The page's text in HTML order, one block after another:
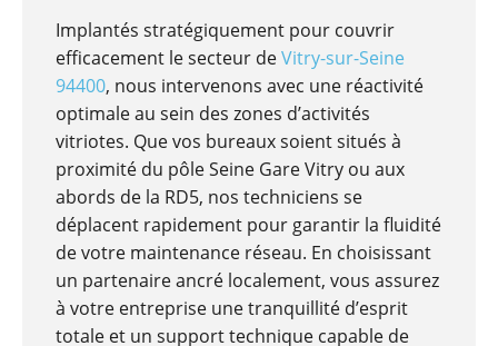
Implantés stratégiquement pour couvrir
efficacement le secteur deVitry-sur-Seine
94400, nous intervenons avec une réactivité
optimale au sein des zones d’activités
vitriotes. Que vos bureaux soient situés à
proximité du pôle Seine Gare Vitry ou aux
abords de la RD5, nos techniciens se
déplacent rapidement pour garantir la fluidité
de votre maintenance réseau. En choisissant
un partenaire ancré localement, vous assurez
à votre entreprise une tranquillité d’esprit
totale et un support technique capable de